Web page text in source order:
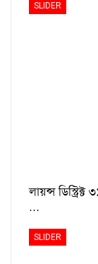
SLIDER
লায়ন্স
…
SLIDER